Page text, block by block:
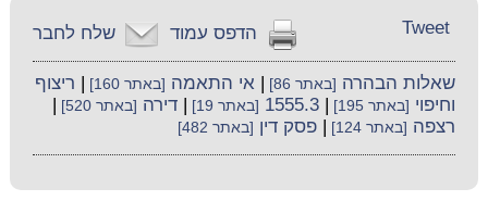
שלח לחבר הדפס עמוד Tweet
שאלות הבהרה [באתר 86] |אי התאמה [באתר 160]
ריצוף
וחיפוי [באתר 195] |
1555.3 [באתר 19] |דירה [באתר 520]
רצפה [באתר 124] |פסק דין [באתר 482]